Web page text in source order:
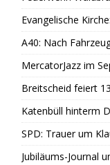
Evangelische
A40: Nach
MercatorJazz im
Breitscheid feiert
Katenbüll hinterm
SPD: Trauer um
Jubiläums-Journal